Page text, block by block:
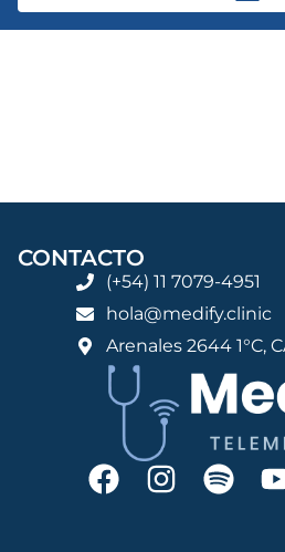
CONTACTO
(+54) 11 7079-4951
hola@medify.clinic
Arenales 2644 1°C,